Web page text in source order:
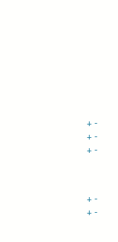
+-
+-
+-
+-
+-